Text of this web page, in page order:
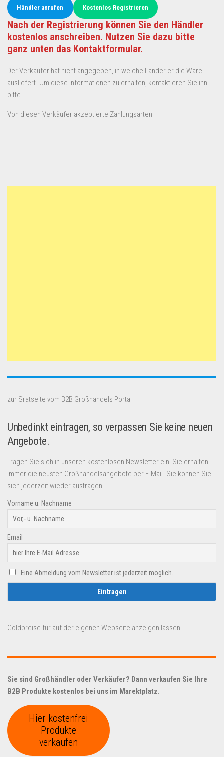
Händler anrufen Kostenlos Registrieren
Nach der Registrierung können Sie den Händler
kostenlos anschreiben. Nutzen Sie dazu bitte
ganz unten das Kontaktformular.
Der Verkäufer hat nicht angegeben, in welche Länder er die Ware
ausliefert. Um diese Informationen zu erhalten, kontaktieren Sie ihn
bitte.
Von diesen Verkäufer akzeptierte Zahlungsarten
zur Sratseite vom B2B Großhandels Portal
Unbedinkt eintragen, so verpassen Sie keine neuen
Angebote.
Tragen Sie sich in unseren kostenlosen Newsletter ein! Sie erhalten
immer die neusten Großhandelsangebote per E-Mail. Sie können Sie
sich jederzeit wieder austragen!
Vorname u. Nachname
Email
Eine Abmeldung vom Newsletter ist jederzeit möglich.
Goldpreise für auf der eigenen Webseite anzeigen lassen.
Sie sind Großhändler oder Verkäufer? Dann verkaufen Sie Ihre
B2B Produkte kostenlos bei uns im Marektplatz.
Hier kostenfrei
Produkte
verkaufen